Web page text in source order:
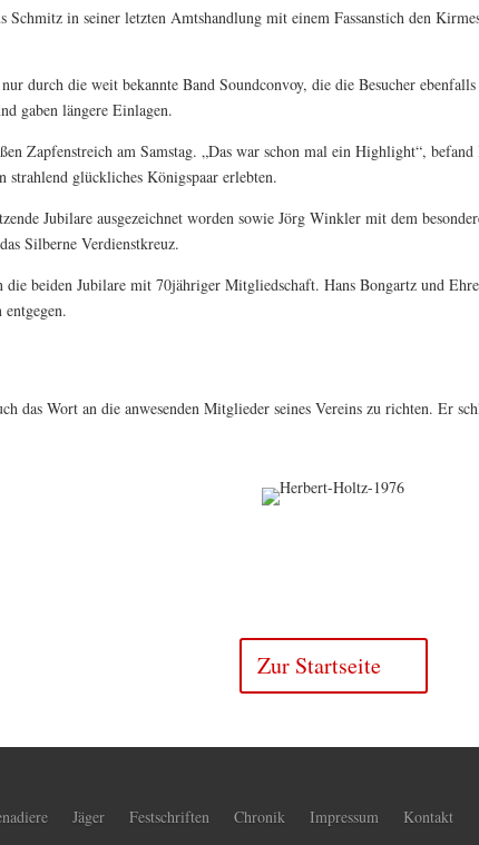
in seiner letzten Amtshandlung mit einem Fassanstich den
durch die weit bekannte Band Soundconvoy, die die Besucher
gaben längere Einlagen.
Zapfenstreich am Samstag. „Das war schon mal ein Highlight“,
strahlend glückliches Königspaar erlebten.
Jubilare ausgezeichnet worden sowie Jörg Winkler mit dem
Silberne Verdienstkreuz.
beiden Jubilare mit 70jähriger Mitgliedschaft. Hans Bongartz und
das Wort an die anwesenden Mitglieder seines Vereins zu richten. Er
Zur Startseite
Jäger Festschriften Chronik Impressum Kontakt